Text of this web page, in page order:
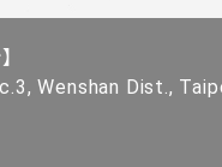
Wenshan Dist.,